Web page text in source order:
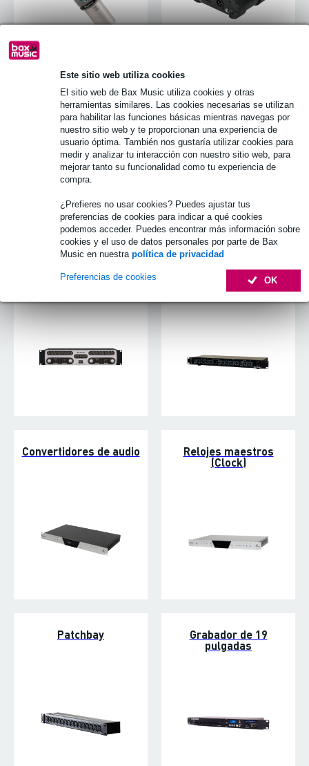
Este sitio web utiliza cookies
El sitio web de Bax Music utiliza cookies y otras
herramientas similares. Las cookies necesarias se utilizan
para habilitar las funciones básicas mientras navegas por
nuestro sitio web y te proporcionan una experiencia de
usuario óptima. También nos gustaría utilizar cookies para
medir y analizar tu interacción con nuestro sitio web, para
mejorar tanto su funcionalidad como tu experiencia de
compra.
¿Prefieres no usar cookies? Puedes ajustar tus
preferencias de cookies para indicar a qué cookies
podemos acceder. Puedes encontrar más información sobre
cookies y el uso de datos personales por parte de Bax
Music en nuestra política de privacidad
OK
Preferencias de cookies
Amplificador de
auriculares
Regletas y
distribuidores
Procesadores y exciter
de audio
Convertidores de audio Relojes maestros
(Clock)
Patchbay Grabador de 19
pulgadas